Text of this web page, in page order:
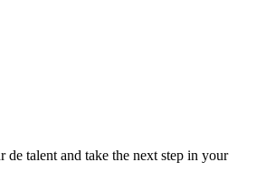
talent and take the next step in your